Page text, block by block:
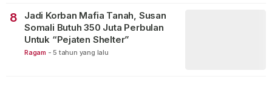
8
Jadi Korban Mafia Tanah, Susan
Somali Butuh 350 Juta Perbulan
Untuk “Pejaten Shelter”
Ragam - 5 tahun yang lalu